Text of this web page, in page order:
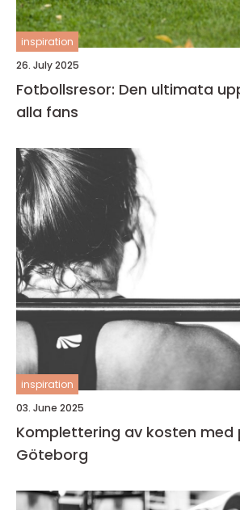
inspiration
26. July 2025
Fotbollsresor: Den ultimata
alla fans
inspiration
03. June 2025
Komplettering av kosten med
Göteborg